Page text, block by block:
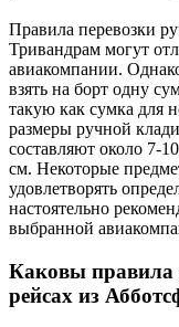
Правила перевозки
Тривандрам могут
авиакомпании.
взять на борт одну
такую как сумка для
размеры ручной
составляют около 7-
см. Некоторые
удовлетворять
настоятельно
выбранной
Каковы правила
рейсах из